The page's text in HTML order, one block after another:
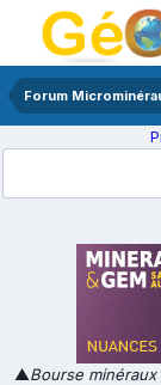
Forum
▲Bourse